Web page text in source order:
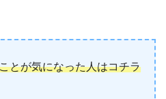
とが気になった人はコチラ